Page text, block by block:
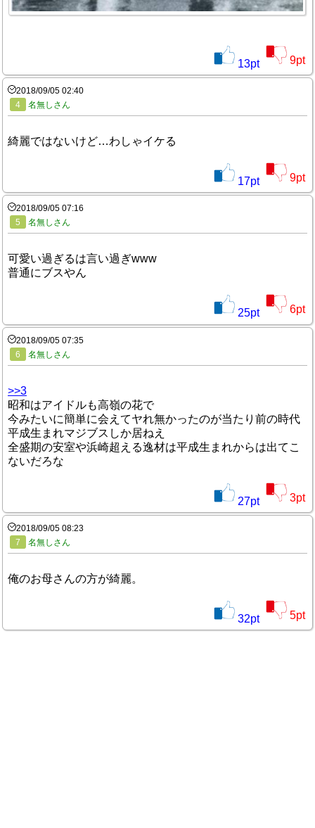
13pt 9pt
2018/09/05 02:40
4
名無しさん
綺麗ではないけど…わしゃイケる
17pt 9pt
2018/09/05 07:16
5
名無しさん
可愛い過ぎるは言い過ぎwww
普通にブスやん
25pt 6pt
2018/09/05 07:35
6
名無しさん
>>3
昭和はアイドルも高嶺の花で
今みたいに簡単に会えてヤれ無かったのが当たり前の時代
平成生まれマジブスしか居ねえ
全盛期の安室や浜崎超える逸材は平成生まれからは出てこ
ないだろな
27pt 3pt
2018/09/05 08:23
7
名無しさん
俺のお母さんの方が綺麗。
32pt 5pt